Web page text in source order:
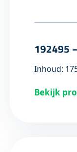
192495
Inhoud:
Bekijk